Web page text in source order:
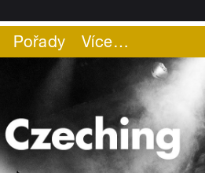
Pořady Více…